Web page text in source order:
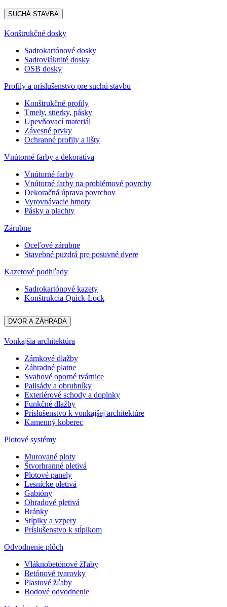
SUCHÁ STAVBA
Konštrukčné dosky
Sadrokartónové dosky
Sadrovláknité dosky
OSB dosky
Profily a príslušenstvo pre suchú stavbu
Konštrukčné profily
Tmely, stierky, pásky
Upevňovací materiál
Závesné prvky
Ochranné profily a lišty
Vnútorné farby a dekoratíva
Vnútorné farby
Vnútorné farby na problémové povrchy
Dekoračná úprava povrchov
Vyrovnávacie hmoty
Pásky a plachty
Zárubne
Oceľové zárubne
Stavebné puzdrá pre posuvné dvere
Kazetové podhľady
Sadrokartónové kazety
Konštrukcia Quick-Lock
DVOR A ZÁHRADA
Vonkajšia architektúra
Zámkové dlažby
Záhradné platne
Svahové oporné tvárnice
Palisády a obrubníky
Exteriérové schody a doplnky
Funkčné dlažby
Príslušenstvo k vonkajšej architektúre
Kamenný koberec
Plotové systémy
Murované ploty
Štvorhranné pletivá
Plotové panely
Lesnícke pletivá
Gabióny
Ohradové pletivá
Bránky
Stĺpiky a vzpery
Príslušenstvo k stĺpikom
Odvodnenie plôch
Vláknobetónové žľaby
Betónové tvarovky
Plastové žľaby
Bodové odvodnenie